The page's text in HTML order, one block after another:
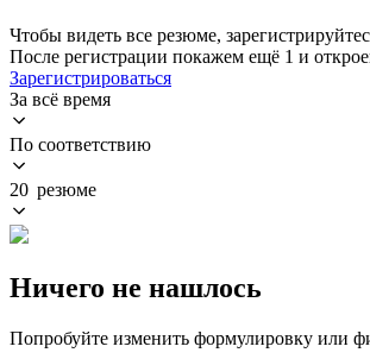
Чтобы видеть все резюме,
После регистрации покажем ещё 1 и
Зарегистрироваться
За всё время
По соответствию
20 резюме
Ничего не нашлось
Попробуйте изменить формулировку или